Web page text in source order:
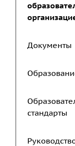
Документы
стандарты